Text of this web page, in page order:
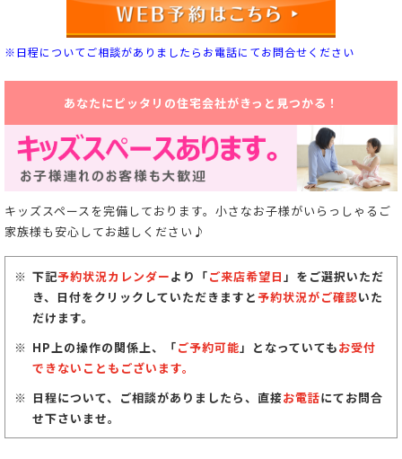
※日程についてご相談がありましたらお電話にてお問合せください
あなたにピッタリの住宅会社がきっと見つかる！
キッズスペースを完備しております。小さなお子様がいらっしゃるご
家族様も安心してお越しください♪
下記予約状況カレンダーより「ご来店希望日」をご選択いただ
き、日付をクリックしていただきますと予約状況がご確認いた
だけます。
HP上の操作の関係上、「ご予約可能」となっていてもお受付
できないこともございます。
日程について、ご相談がありましたら、直接お電話にてお問合
せ下さいませ。